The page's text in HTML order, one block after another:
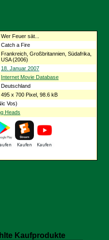
Wer Feuer sät...
Catch a Fire
Frankreich, Großbritannien, Südafrika,
USA (2006)
18. Januar 2007
Internet Movie Database
Deutschland
495 x 700 Pixel, 98.6 kB
Vos)
Heads
Kaufprodukte